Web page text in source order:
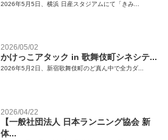
2026年5月5日、横浜 日産スタジアムにて「きみ...
2026/05/02
かけっこアタック in 歌舞伎町シネシテ...
2026年5月2日、新宿歌舞伎町のど真ん中で全力ダ...
2026/04/22
【一般社団法人 日本ランニング協会 新
体...